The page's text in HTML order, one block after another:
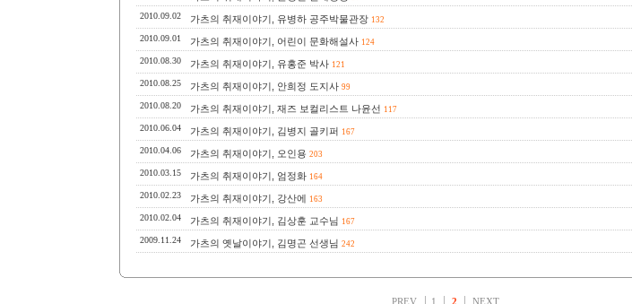
2010.09.02 가츠의 취재이야기, 유병하 공주박물관장 132
2010.09.01 가츠의 취재이야기, 어린이 문화해설사 124
2010.08.30 가츠의 취재이야기, 유홍준 박사 121
2010.08.25 가츠의 취재이야기, 안희정 도지사 99
2010.08.20 가츠의 취재이야기, 재즈 보컬리스트 나윤선 117
2010.06.04 가츠의 취재이야기, 김병지 골키퍼 167
2010.04.06 가츠의 취재이야기, 오인용 203
2010.03.15 가츠의 취재이야기, 엄정화 164
2010.02.23 가츠의 취재이야기, 강산에 163
2010.02.04 가츠의 취재이야기, 김상훈 교수님 167
2009.11.24 가츠의 옛날이야기, 김명곤 선생님 242
PREV 1 2 NEXT